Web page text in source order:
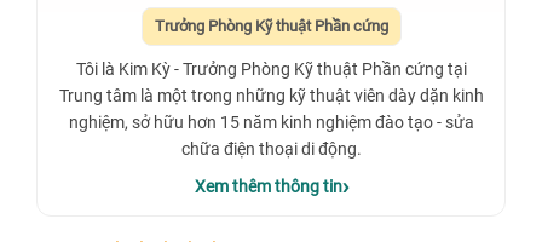
Trưởng Phòng Kỹ thuật Phần cứng
Tôi là Kim Kỳ - Trưởng Phòng Kỹ thuật Phần cứng tại
Trung tâm là một trong những kỹ thuật viên dày dặn kinh
nghiệm, sở hữu hơn 15 năm kinh nghiệm đào tạo - sửa
chữa điện thoại di động.
Xem thêm thông tin